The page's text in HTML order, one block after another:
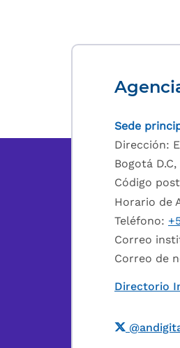
Sede
Dirección:
Bogotá
Código
Horario de
Teléfono:
Correo
Correo de
Directorio